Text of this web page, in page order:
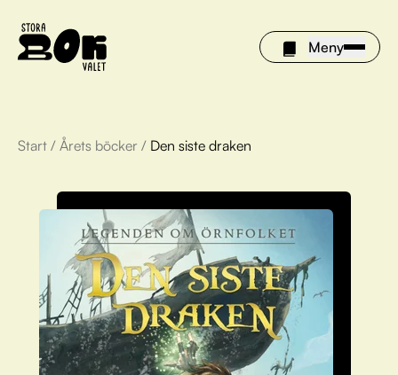
Meny
Årets böcker
Om Stora bokvalet
Olivia tipsar
Vinnare
FAQ
Start / Årets böcker / Den siste draken